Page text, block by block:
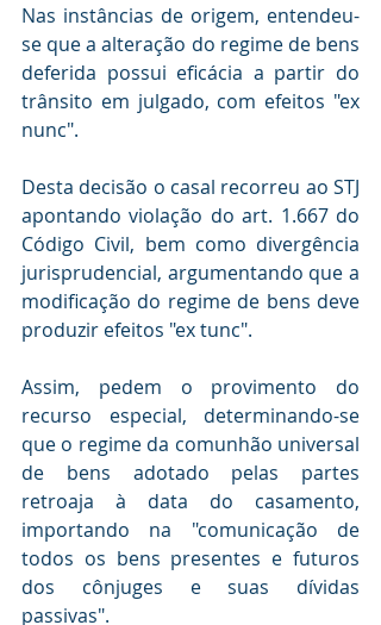
Nas instâncias de origem, entendeu-
se que a alteração do regime de bens
deferida possui eficácia a partir do
trânsito em julgado, com efeitos "ex
nunc".
Desta decisão o casal recorreu ao STJ
apontando violação do art. 1.667 do
Código Civil, bem como divergência
jurisprudencial, argumentando que a
modificação do regime de bens deve
produzir efeitos "ex tunc".
Assim, pedem o provimento do
recurso especial, determinando-se
que o regime da comunhão universal
de bens adotado pelas partes
retroaja à data do casamento,
importando na "comunicação de
todos os bens presentes e futuros
dos cônjuges e suas dívidas
passivas".